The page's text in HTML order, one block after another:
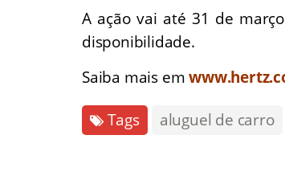
A ação vai até 31 de
disponibilidade.
Saiba mais em
Tags aluguel de carro